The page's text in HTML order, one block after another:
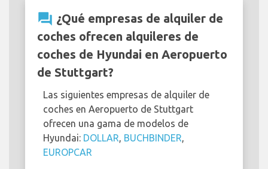
question_answer ¿Qué empresas de alquiler de
coches ofrecen alquileres de
coches de Hyundai en Aeropuerto
de Stuttgart?
Las siguientes empresas de alquiler de
coches en Aeropuerto de Stuttgart
ofrecen una gama de modelos de
Hyundai: DOLLAR BUCHBINDER
EUROPCAR